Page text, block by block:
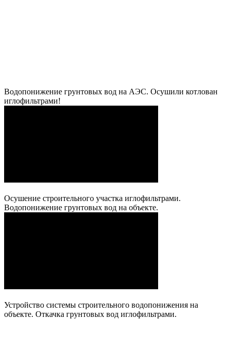
Водопонижение грунтовых вод на АЭС. Осушили котлован
иглофильтрами!
Осушение строительного участка иглофильтрами.
Водопонижение грунтовых вод на объекте.
Устройство системы строительного водопонижения на
объекте. Откачка грунтовых вод иглофильтрами.